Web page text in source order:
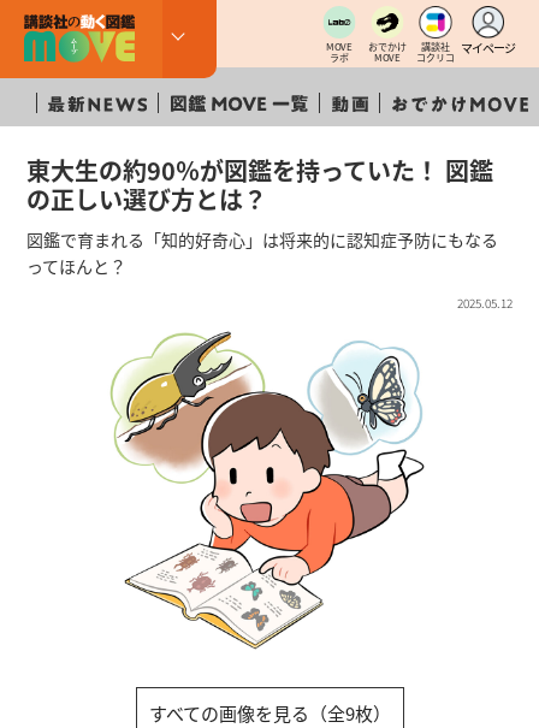
MOVE
ラボ
おでかけ
MOVE
講談社
コクリコ
マイページ
東大生の約90％が図鑑を持っていた！ 図鑑
の正しい選び方とは？
図鑑で育まれる「知的好奇心」は将来的に認知症予防にもなる
ってほんと？
2025.05.12
すべての画像を見る（全9枚）